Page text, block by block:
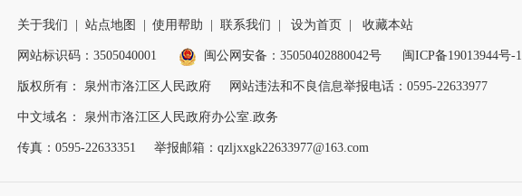
关于我们 站点地图 使用帮助 联系我们 设为首页 收藏本站
网站标识码：3505040001 闽公网安备：35050402880042号 闽ICP备19013944号-1
版权所有： 泉州市洛江区人民政府 网站违法和不良信息举报电话：0595-22633977
中文域名： 泉州市洛江区人民政府办公室.政务
传真：0595-22633351 举报邮箱：qzljxxgk22633977@163.com